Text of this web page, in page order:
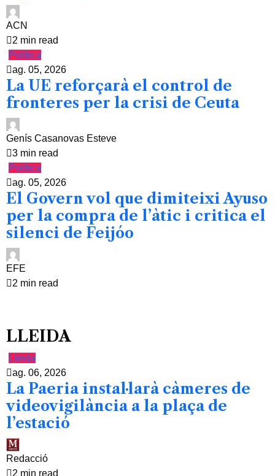
ACN
2 min read
Política
ag. 05, 2026
La UE reforçarà el control de
fronteres per la crisi de Ceuta
Genís Casanovas Esteve
3 min read
Política
ag. 05, 2026
El Govern vol que dimiteixi Ayuso
per la compra de l’àtic i critica el
silenci de Feijóo
EFE
2 min read
LLEIDA
Lleida
ag. 06, 2026
La Paeria instal·larà càmeres de
videovigilància a la plaça de
l’estació
Redacció
2 min read